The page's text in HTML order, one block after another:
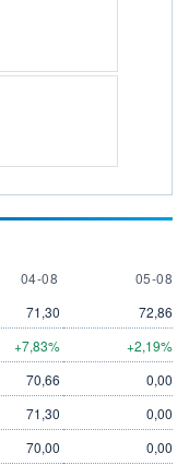
4 AUGUST
04-08 5
05-08
71,30
72,86
+7,83%
+2,19%
70,66
0,00
71,30
0,00
70,00
0,00